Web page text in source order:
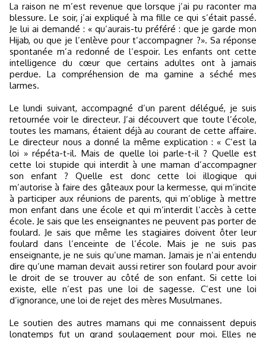
La raison ne m’est revenue que lorsque j’ai pu raconter ma
blessure. Le soir, j’ai expliqué à ma fille ce qui s’était passé.
Je lui ai demandé : « qu’aurais-tu préféré : que je garde mon
Hijab, ou que je l’enlève pour t’accompagner ?». Sa réponse
spontanée m’a redonné de l’espoir. Les enfants ont cette
intelligence du cœur que certains adultes ont à jamais
perdue. La compréhension de ma gamine a séché mes
larmes.
Le lundi suivant, accompagné d’un parent délégué, je suis
retournée voir le directeur. J’ai découvert que toute l’école,
toutes les mamans, étaient déjà au courant de cette affaire.
Le directeur nous a donné la même explication : « C’est la
loi » répéta-t-il. Mais de quelle loi parle-t-il ? Quelle est
cette loi stupide qui interdit à une maman d’accompagner
son enfant ? Quelle est donc cette loi illogique qui
m’autorise à faire des gâteaux pour la kermesse, qui m’incite
à participer aux réunions de parents, qui m’oblige à mettre
mon enfant dans une école et qui m’interdit l’accès à cette
école. Je sais que les enseignantes ne peuvent pas porter de
foulard. Je sais que même les stagiaires doivent ôter leur
foulard dans l’enceinte de l’école. Mais je ne suis pas
enseignante, je ne suis qu’une maman. Jamais je n’ai entendu
dire qu’une maman devait aussi retirer son foulard pour avoir
le droit de se trouver au côté de son enfant. Si cette loi
existe, elle n’est pas une loi de sagesse. C’est une loi
d’ignorance, une loi de rejet des mères Musulmanes.
Le soutien des autres mamans qui me connaissent depuis
longtemps fut un grand soulagement pour moi. Elles ne